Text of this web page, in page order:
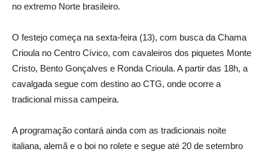
no extremo Norte brasileiro.
O festejo começa na sexta-feira (13), com busca da Chama
Crioula no Centro Cívico, com cavaleiros dos piquetes Monte
Cristo, Bento Gonçalves e Ronda Crioula. A partir das 18h, a
cavalgada segue com destino ao CTG, onde ocorre a
tradicional missa campeira.
A programação contará ainda com as tradicionais noite
italiana, alemã e o boi no rolete e segue até 20 de setembro